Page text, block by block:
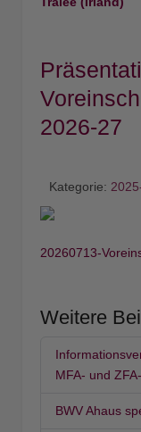
2026-27
Kategorie:
20260713-
Weitere
MFA- und
BWV Ahaus